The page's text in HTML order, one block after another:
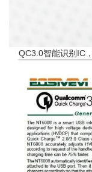
QC3.0智能识别IC